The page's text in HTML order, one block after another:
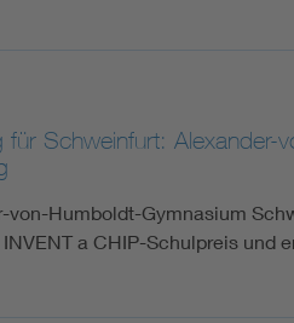
für Schweinfurt:
von-Humboldt-Gymnasium
a CHIP-Schulpreis und